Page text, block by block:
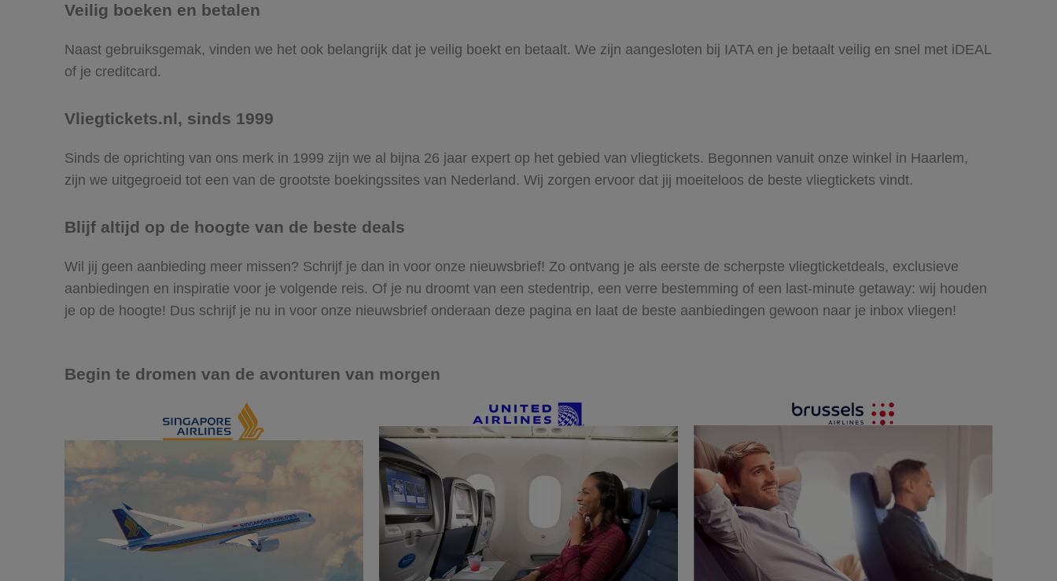
Veilig boeken en betalen
Naast gebruiksgemak, vinden we het ook belangrijk dat je veilig boekt en betaalt. We zijn aangesloten bij IATA en je betaalt veilig en snel met iDEAL
of je creditcard.
Vliegtickets.nl, sinds 1999
Sinds de oprichting van ons merk in 1999 zijn we al bijna 26 jaar expert op het gebied van vliegtickets. Begonnen vanuit onze winkel in Haarlem,
zijn we uitgegroeid tot een van de grootste boekingssites van Nederland. Wij zorgen ervoor dat jij moeiteloos de beste vliegtickets vindt.
Blijf altijd op de hoogte van de beste deals
Wil jij geen aanbieding meer missen? Schrijf je dan in voor onze nieuwsbrief! Zo ontvang je als eerste de scherpste vliegticketdeals, exclusieve
aanbiedingen en inspiratie voor je volgende reis. Of je nu droomt van een stedentrip, een verre bestemming of een last-minute getaway: wij houden
je op de hoogte! Dus schrijf je nu in voor onze nieuwsbrief onderaan deze pagina en laat de beste aanbiedingen gewoon naar je inbox vliegen!
Begin te dromen van de avonturen van morgen